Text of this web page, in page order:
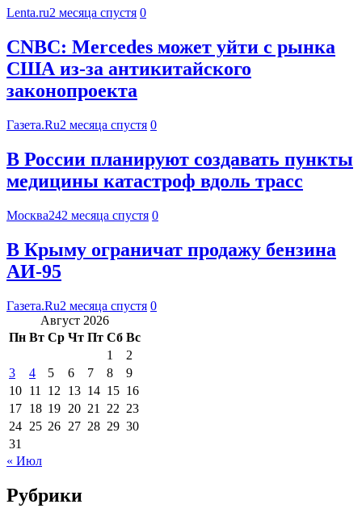
Lenta.ru2 месяца спустя 0
CNBC: Mercedes может уйти с рынка
США из-за антикитайского
законопроекта
Газета.Ru2 месяца спустя 0
В России планируют создавать пункты
медицины катастроф вдоль трасс
Москва242 месяца спустя 0
В Крыму ограничат продажу бензина
АИ-95
Газета.Ru2 месяца спустя 0
Август 2026
Пн Вт Ср Чт Пт Сб Вс
1
2
3
4 5 6 7 8
9
10 11 12 13 14 15 16
17 18 19 20 21 22 23
24 25 26 27 28 29 30
31
« Июл
Рубрики